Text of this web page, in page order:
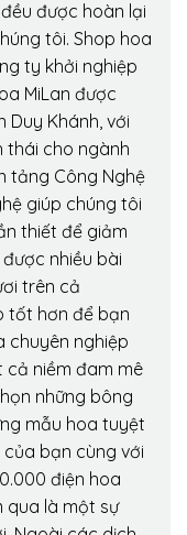
được hoàn lại
tôi. Shop hoa
ty khởi nghiệp
MiLan được
Duy Khánh, với
thái cho ngành
tảng Công Nghệ
giúp chúng tôi
thiết để giảm
nhiều bài
trên cả
tốt hơn để bạn
chuyên nghiệp
cả niềm đam mê
những bông
mẫu hoa tuyệt
bạn cùng với
điện hoa
qua là một sự